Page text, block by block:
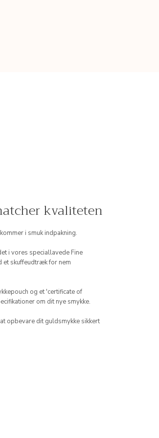
kvaliteten
i smuk indpakning.
i vores speciallavede Fine
et skuffeudtræk for nem
og et 'certificate of
om dit nye smykke.
opbevare dit guldsmykke sikkert